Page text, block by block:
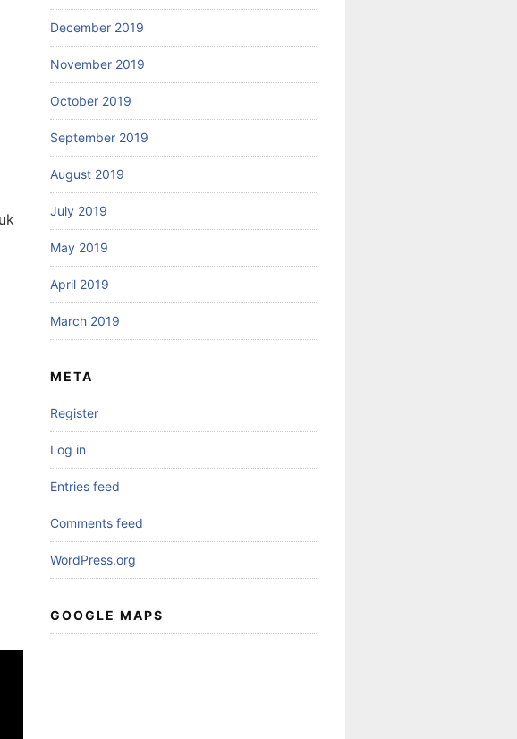
December 2019
November 2019
October 2019
September 2019
August 2019
July 2019
May 2019
April 2019
March 2019
META
Register
Log in
Entries feed
Comments feed
WordPress.org
GOOGLE MAPS